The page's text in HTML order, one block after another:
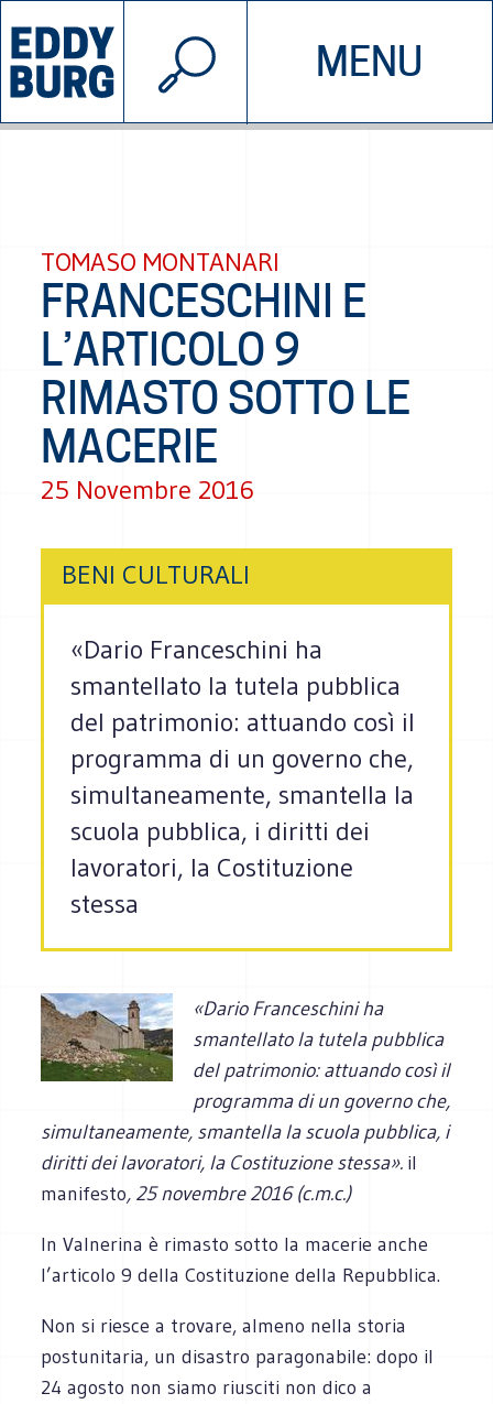
MENU
INIZIATIVE CHI SIAMO
© 2026 EDDYBURG
TOMASO MONTANARI
FRANCESCHINI E
L’ARTICOLO 9
RIMASTO SOTTO LE
MACERIE
25 Novembre 2016
BENI CULTURALI
«Dario Franceschini ha
smantellato la tutela pubblica
del patrimonio: attuando così il
programma di un governo che,
simultaneamente, smantella la
scuola pubblica, i diritti dei
lavoratori, la Costituzione
stessa
«Dario Franceschini ha
smantellato la tutela pubblica
del patrimonio: attuando così il
programma di un governo che,
simultaneamente, smantella la scuola pubblica, i
diritti dei lavoratori, la Costituzione stessa». il
manifesto, 25 novembre 2016 (c.m.c.)
In Valnerina è rimasto sotto la macerie anche
l’articolo 9 della Costituzione della Repubblica.
Non si riesce a trovare, almeno nella storia
postunitaria, un disastro paragonabile: dopo il
24 agosto non siamo riusciti non dico a